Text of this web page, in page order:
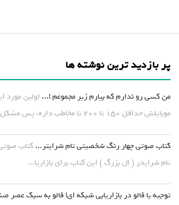
پر بازدید ترین نوشته ها
من کسی رو ندارم که بیارم زیر مجموعم !... اولین
موبایلش حداقل ۱۵۰ تا ۲۰۰ تا مخاطب داره، پس مشکل اصلی...
کتاب صوتی چهار رنگ شخصیتی تام شرایتر... کتاب
تام شرایدر ( ال بزرگ ) این کتاب برای بازاریا...
توجیه یا فالو در بازاریابی شبکه ای! فالو به سبک عصر